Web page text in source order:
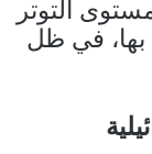
التوتر
بها، في ظل